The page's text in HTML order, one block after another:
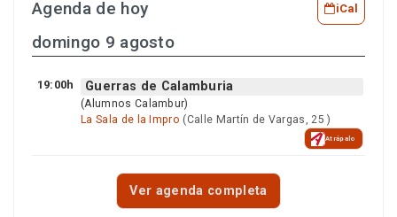
Agenda de hoy iCal
domingo 9 agosto
19:00h Guerras de Calamburia
(Alumnos Calambur)
La Sala de la Impro (Calle Martín de Vargas, 25 )
Atrápalo
Ver agenda completa